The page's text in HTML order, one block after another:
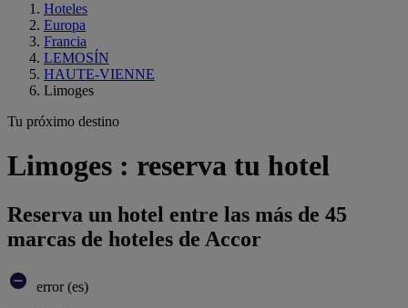
Hoteles
Europa
Francia
LEMOSÍN
HAUTE-VIENNE
Limoges
Tu próximo destino
Limoges : reserva tu hotel
Reserva un hotel entre las más de 45
marcas de hoteles de Accor
error (es)